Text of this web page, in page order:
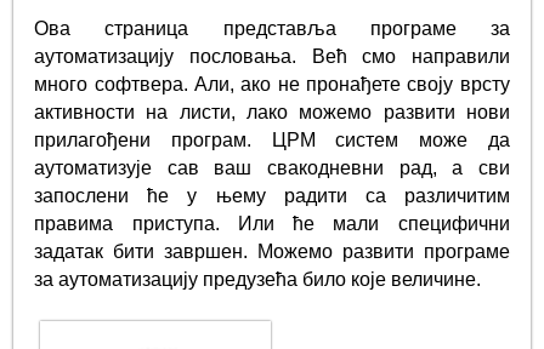
Ова страница представља програме за
аутоматизацију пословања. Већ смо направили
много софтвера. Али, ако не пронађете своју врсту
активности на листи, лако можемо развити нови
прилагођени програм. ЦРМ систем може да
аутоматизује сав ваш свакодневни рад, а сви
запослени ће у њему радити са различитим
правима приступа. Или ће мали специфични
задатак бити завршен. Можемо развити програме
за аутоматизацију предузећа било које величине.